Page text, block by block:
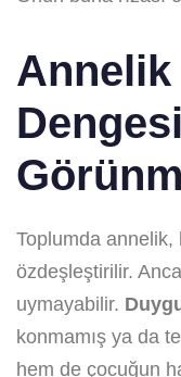
Annelik
Toplumda annelik,
özdeşleştirilir.
uymayabilir.
konmamış ya da
hem de çocuğun